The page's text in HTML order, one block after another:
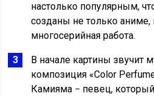
настолько популярным,
созданы не только
многосерийная работа.
В начале картины звучит
композиция «Color
Камияма − певец,